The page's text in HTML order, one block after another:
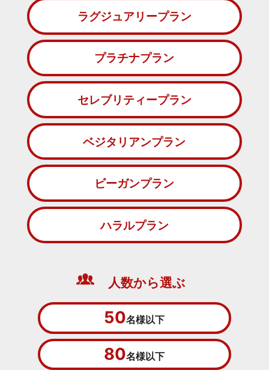
ラグジュアリープラン
プラチナプラン
セレブリティープラン
ベジタリアンプラン
ビーガンプラン
ハラルプラン
人数から選ぶ
50名様以下
80名様以下